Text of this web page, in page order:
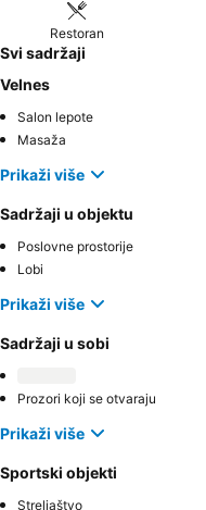
Restoran
Svi sadržaji
Velnes
Salon lepote
Masaža
Prikaži više
Sadržaji u objektu
Poslovne prostorije
Lobi
Prikaži više
Sadržaji u sobi
Prozori koji se otvaraju
Prikaži više
Sportski objekti
Streljaštvo